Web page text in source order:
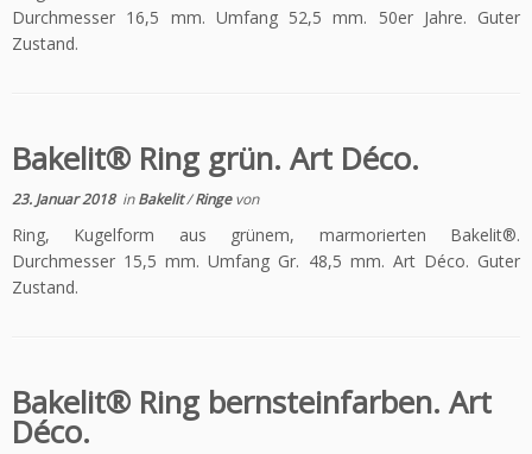
Durchmesser 16,5 mm. Umfang 52,5 mm. 50er Jahre. Guter
Zustand.
Bakelit® Ring grün. Art Déco.
23. Januar 2018inBakelit/Ringevon
Ring, Kugelform aus grünem, marmorierten Bakelit®.
Durchmesser 15,5 mm. Umfang Gr. 48,5 mm. Art Déco. Guter
Zustand.
Bakelit® Ring bernsteinfarben. Art
Déco.